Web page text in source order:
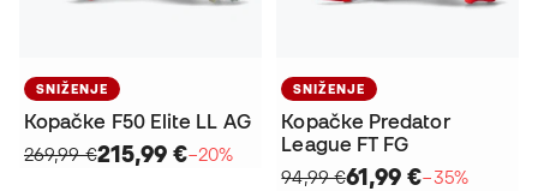
SNIŽENJE
Kopačke F50 Elite LL AG
269,99 €215,99 €−20%
SNIŽENJE
Kopačke Predator
League FT FG
94,99 €61,99 €−35%